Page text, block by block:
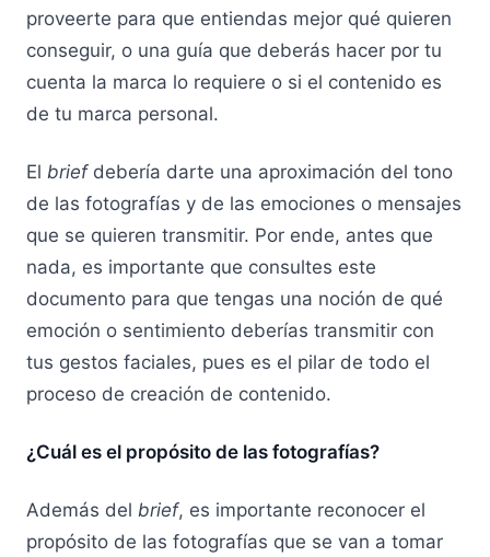
proveerte para que entiendas mejor qué quieren
conseguir, o una guía que deberás hacer por tu
cuenta la marca lo requiere o si el contenido es
de tu marca personal.
El briefdebería darte una aproximación del tono
de las fotografías y de las emociones o mensajes
que se quieren transmitir. Por ende, antes que
nada, es importante que consultes este
documento para que tengas una noción de qué
emoción o sentimiento deberías transmitir con
tus gestos faciales, pues es el pilar de todo el
proceso de creación de contenido.
¿Cuál es el propósito de las fotografías?
Además del brief, es importante reconocer el
propósito de las fotografías que se van a tomar